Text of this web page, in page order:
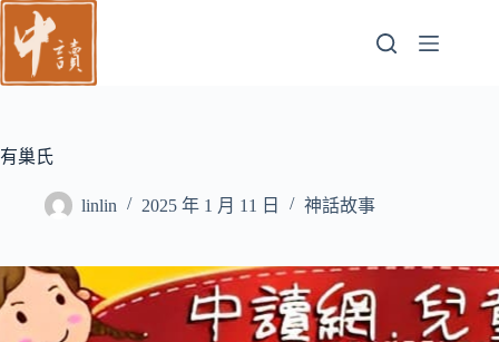
跳
至
主
容
有巢氏
linlin 2025 年 1 月 11 日 神話故事